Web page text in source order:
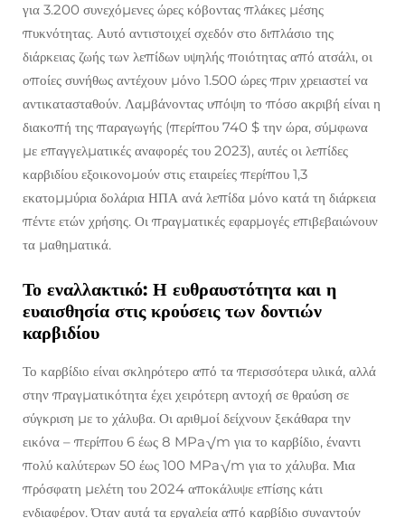
για 3.200 συνεχόμενες ώρες κόβοντας πλάκες μέσης
πυκνότητας. Αυτό αντιστοιχεί σχεδόν στο διπλάσιο της
διάρκειας ζωής των λεπίδων υψηλής ποιότητας από ατσάλι, οι
οποίες συνήθως αντέχουν μόνο 1.500 ώρες πριν χρειαστεί να
αντικατασταθούν. Λαμβάνοντας υπόψη το πόσο ακριβή είναι η
διακοπή της παραγωγής (περίπου 740 $ την ώρα, σύμφωνα
με επαγγελματικές αναφορές του 2023), αυτές οι λεπίδες
καρβιδίου εξοικονομούν στις εταιρείες περίπου 1,3
εκατομμύρια δολάρια ΗΠΑ ανά λεπίδα μόνο κατά τη διάρκεια
πέντε ετών χρήσης. Οι πραγματικές εφαρμογές επιβεβαιώνουν
τα μαθηματικά.
Το εναλλακτικό: Η ευθραυστότητα και η
ευαισθησία στις κρούσεις των δοντιών
καρβιδίου
Το καρβίδιο είναι σκληρότερο από τα περισσότερα υλικά, αλλά
στην πραγματικότητα έχει χειρότερη αντοχή σε θραύση σε
σύγκριση με το χάλυβα. Οι αριθμοί δείχνουν ξεκάθαρα την
εικόνα – περίπου 6 έως 8 MPa√m για το καρβίδιο, έναντι
πολύ καλύτερων 50 έως 100 MPa√m για το χάλυβα. Μια
πρόσφατη μελέτη του 2024 αποκάλυψε επίσης κάτι
ενδιαφέρον. Όταν αυτά τα εργαλεία από καρβίδιο συναντούν